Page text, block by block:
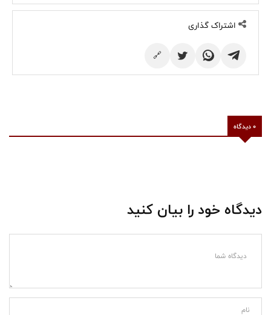
اشتراک گذاری
🔗
0 دیدگاه
دیدگاه خود را بیان کنید